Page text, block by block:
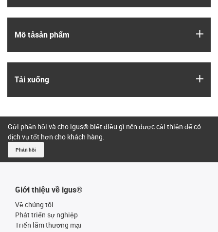
Mô tả­sản phẩm
Tải xuống
Gửi phản hồi và cho igus® biết điều gì nên được cải thiện để có
dịch vụ tốt hơn cho khách hàng.
Phản hồi
Giới thiệu về igus®
Về chúng tôi
Phát triển sự nghiệp
Triển lãm thương mại